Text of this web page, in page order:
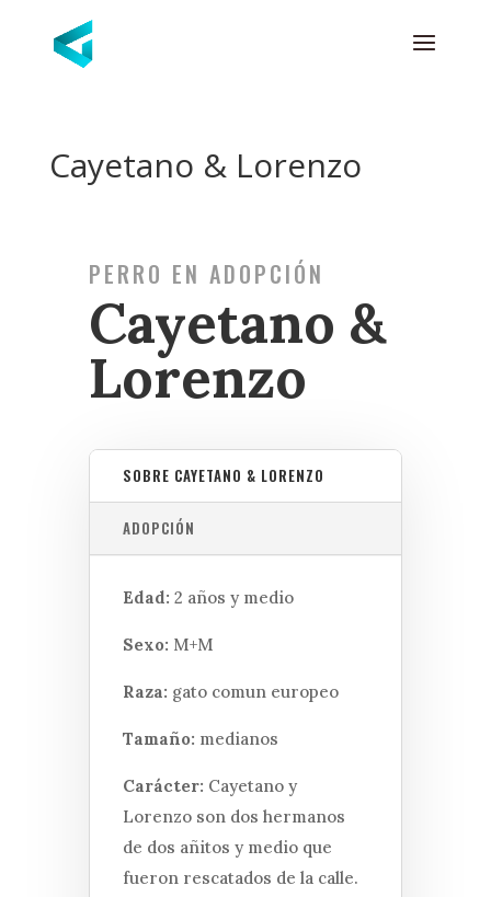
Cayetano & Lorenzo
PERRO EN ADOPCIÓN
Cayetano &
Lorenzo
SOBRE CAYETANO & LORENZO
ADOPCIÓN
Edad: 2 años y medio
Sexo: M+M
Raza: gato comun europeo
Tamaño: medianos
Carácter: Cayetano y
Lorenzo son dos hermanos
de dos añitos y medio que
fueron rescatados de la calle.